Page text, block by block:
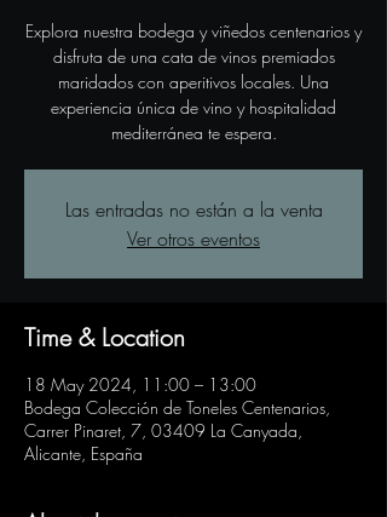
Explora nuestra bodega y viñedos centenarios y
disfruta de una cata de vinos premiados
maridados con aperitivos locales. Una
experiencia única de vino y hospitalidad
mediterránea te espera.
Las entradas no están a la venta
Ver otros eventos
Time & Location
18 May 2024, 11:00 – 13:00
Bodega Colección de Toneles Centenarios,
Carrer Pinaret, 7, 03409 La Canyada,
Alicante, España